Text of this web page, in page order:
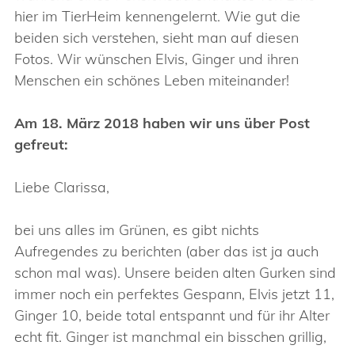
hier im TierHeim kennengelernt. Wie gut die
beiden sich verstehen, sieht man auf diesen
Fotos. Wir wünschen Elvis, Ginger und ihren
Menschen ein schönes Leben miteinander!
Am 18. März 2018 haben wir uns über Post
gefreut:
Liebe Clarissa,
bei uns alles im Grünen, es gibt nichts
Aufregendes zu berichten (aber das ist ja auch
schon mal was). Unsere beiden alten Gurken sind
immer noch ein perfektes Gespann, Elvis jetzt 11,
Ginger 10, beide total entspannt und für ihr Alter
echt fit. Ginger ist manchmal ein bisschen grillig,